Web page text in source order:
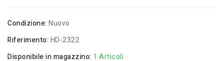
Condizione: Nuovo
Riferimento: HD-2322
Disponibile in magazzino: 1 Articoli